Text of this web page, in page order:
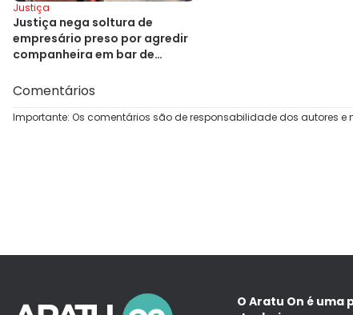
Justiça
Justiça nega soltura de
empresário preso por agredir
companheira em bar de
Comentários
Importante: Os comentários são de responsabilidade dos autores e
O Aratu On é